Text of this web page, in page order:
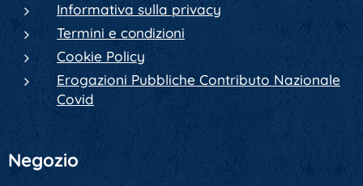
Informativa sulla privacy
Termini e condizioni
Cookie Policy
Erogazioni Pubbliche Contributo Nazionale
Covid
Negozio